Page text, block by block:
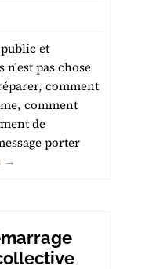
et
pas chose
comment
comment
de
porter
→